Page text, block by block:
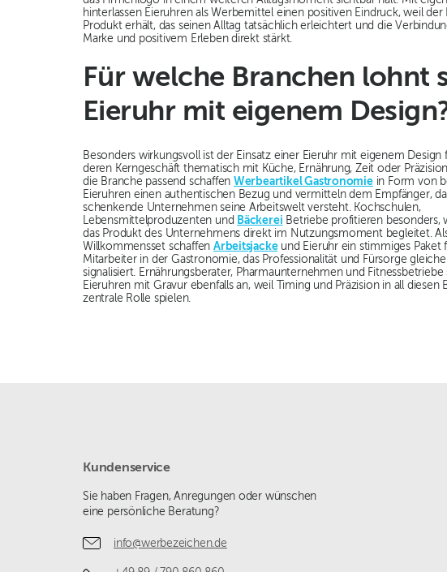
hinterlassen Eieruhren als Werbemittel einen positiven Eindruck, weil der
Produkt erhält, das seinen Alltag tatsächlich erleichtert und die
Marke und positivem Erleben direkt stärkt.
Für welche Branchen lohnt
Eieruhr mit eigenem
Besonders wirkungsvoll ist der Einsatz einer Eieruhr mit eigenem
deren Kerngeschäft thematisch mit Küche, Ernährung, Zeit oder
die Branche passend schaffen Werbeartikel Gastronomiein Form von
Eieruhren einen authentischen Bezug und vermitteln dem Empfänger,
schenkende Unternehmen seine Arbeitswelt versteht. Kochschulen,
Lebensmittelproduzenten und Bäckerei Betriebe profitieren besonders,
das Produkt des Unternehmens direkt im Nutzungsmoment begleitet.
Willkommensset schaffen Arbeitsjackeund Eieruhr ein stimmiges Paket
Mitarbeiter in der Gastronomie, das Professionalität und Fürsorge
signalisiert. Ernährungsberater, Pharmaunternehmen und Fitnessbetriebe
Eieruhren mit Gravur ebenfalls an, weil Timing und Präzision in all diesen
zentrale Rolle spielen.
Kundenservice
Sie haben Fragen, Anregungen oder wünschen
eine persönliche Beratung?
info@werbezeichen.de